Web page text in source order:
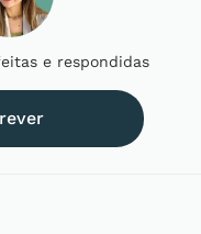
e respondidas